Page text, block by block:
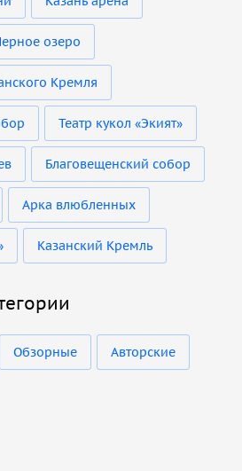
озеро
Кремля
Театр кукол «Экият»
Благовещенский собор
Арка влюбленных
Казанский Кремль
Обзорные Авторские